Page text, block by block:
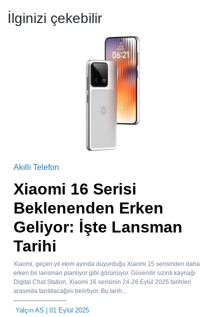
İlginizi çekebilir
Akıllı Telefon
Xiaomi 16 Serisi
Beklenenden Erken
Geliyor: İşte Lansman
Tarihi
Xiaomi, geçen yıl ekim ayında duyurduğu Xiaomi 15 serisinden daha
erken bir lansman planlıyor gibi görünüyor. Güvenilir sızıntı kaynağı
Digital Chat Station, Xiaomi 16 serisinin 24-26 Eylül 2025 tarihleri
arasında tanıtılacağını belirtiyor. Bu tarih...
Yalçın AS | 01 Eylül 2025